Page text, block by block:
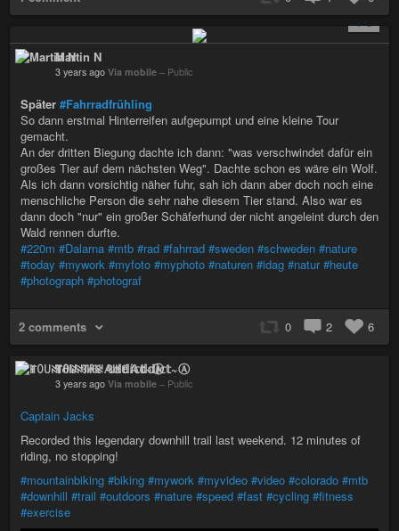
Martin N
3 years ago Via mobile – Public
Später #Fahrradfrühling
So dann erstmal Hinterreifen aufgepumpt und eine kleine Tour
gemacht.
An der dritten Biegung dachte ich dann: "was verschwindet dafür ein
großes Tier auf dem nächsten Weg". Dachte schon es wäre ein Wolf.
Als ich dann vorsichtig näher fuhr, sah ich dann aber doch noch eine
menschliche Person die sehr nahe diesem Tier stand. Also war es
dann doch "nur" ein großer Schäferhund der nicht angeleint durch den
Wald rennen durfte.
#220m #Dalarna #mtb #rad #fahrrad #sweden #schweden #nature
#today #mywork #myfoto #myphoto #naturen #idag #natur #heute
#photograph #photograf
2 comments 0 2 6
ꂵꄲ꒤ꋊ꓄ꋬ꒐ꋊ ꃳ꒐ꀘꏂ 𝔸𝕕𝕕𝕚𝕔𝕥~Ⓐ
3 years ago Via mobile – Public
Captain Jacks
Recorded this legendary downhill trail last weekend. 12 minutes of
riding, no stopping!
#mountainbiking #biking #mywork #myvideo #video #colorado #mtb
#downhill #trail #outdoors #nature #speed #fast #cycling #fitness
#exercise